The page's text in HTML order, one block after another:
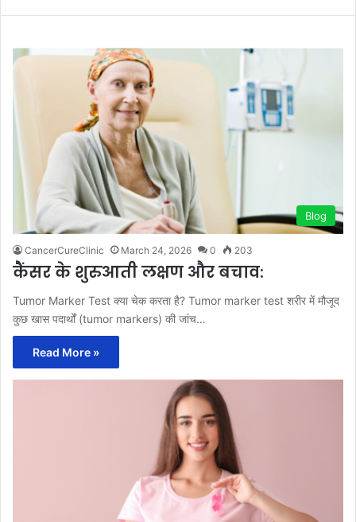
Blog
CancerCureClinic March 24, 2026 0 203
कैंसर के शुरुआती लक्षण और बचाव:
Tumor Marker Test क्या चेक करता है? Tumor marker test शरीर में मौजूद
कुछ खास पदार्थों (tumor markers) की जांच…
Read More »